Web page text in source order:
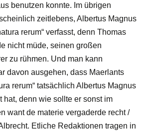
benutzen konnte. Im übrigen
zeitlebens, Albertus Magnus
rerum“ verfasst, denn Thomas
nicht müde, seinen großen
zu rühmen. Und man kann
davon ausgehen, dass Maerlants
rerum“ tatsächlich Albertus Magnus
hat, denn wie sollte er sonst im
want de materie vergaderde recht /
Etliche Redaktionen tragen in